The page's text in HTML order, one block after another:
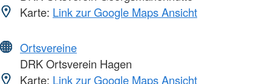
Karte: Link zur Google Maps Ansicht
Ortsvereine
DRK Ortsverein Hagen
Karte: Link zur Google Maps Ansicht